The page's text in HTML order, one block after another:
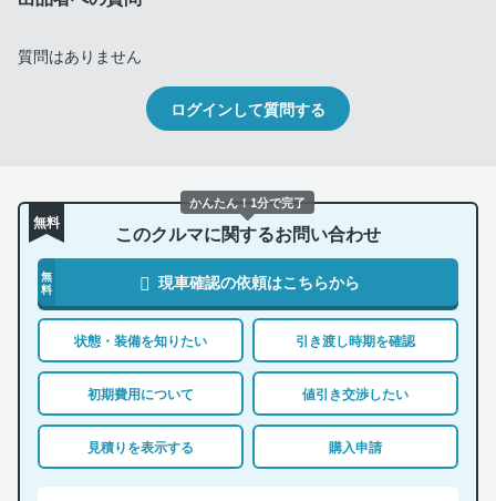
質問はありません
ログインして質問する
無料 このクルマに関するお問い合わせ
無
料
現車確認の依頼はこちらから
状態・装備を知りたい 引き渡し時期を確認
初期費用について 値引き交渉したい
見積りを表示する 購入申請
かんたん！1分で完了